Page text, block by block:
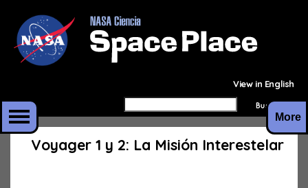
View in English
Voyager 1 y 2: La Misión Interestelar
More